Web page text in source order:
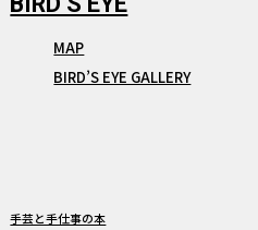
MAP
BIRD’S EYE GALLERY
手芸と手仕事の本